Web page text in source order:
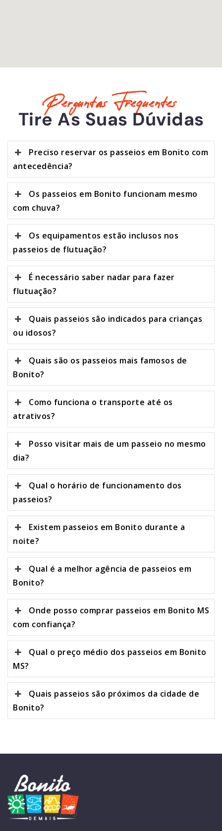
Perguntas Frequentes
Tire As Suas Dúvidas
Preciso reservar os passeios em Bonito com
antecedência?
Os passeios em Bonito funcionam mesmo
com chuva?
Os equipamentos estão inclusos nos
passeios de flutuação?
É necessário saber nadar para fazer
flutuação?
Quais passeios são indicados para crianças
ou idosos?
Quais são os passeios mais famosos de
Bonito?
Como funciona o transporte até os
atrativos?
Posso visitar mais de um passeio no mesmo
dia?
Qual o horário de funcionamento dos
passeios?
Existem passeios em Bonito durante a
noite?
Qual é a melhor agência de passeios em
Bonito?
Onde posso comprar passeios em Bonito MS
com confiança?
Qual o preço médio dos passeios em Bonito
MS?
Quais passeios são próximos da cidade de
Bonito?